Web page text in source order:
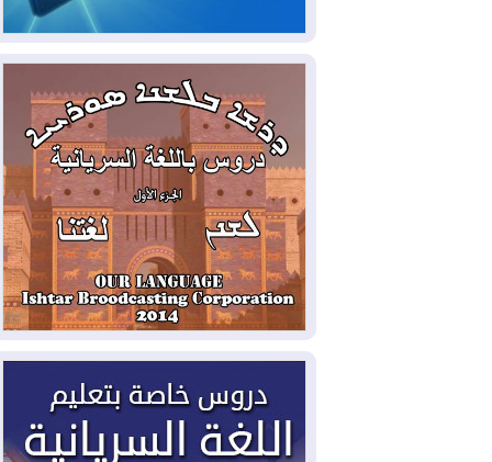
لمدة عام.. بدء توريد 100
مليون قدم مكعب يومياً من غاز كورمور في
إقليم كوردستان إلى وزارة الكهرباء العراقية
2026-08-05
15كارثة بيئية ومناخية ترسم
ملامح أخطر التحديات التي تواجه العراق
اليوم
2026-08-05
حرائق فرنسا.. توقيف 402
شخص بينهم 156 قاصرا منذ بداية موسم
الحرائق
2026-08-04سومو: إنتاج النفط في إقليم
كوردستان انخفض إلى أقل من 10%
ملفات حقبة الكاظمي تعود إلى
الواجهة.. أنباء عن مراجعات قضائية
وتحقيقات أوسع في قضايا فساد